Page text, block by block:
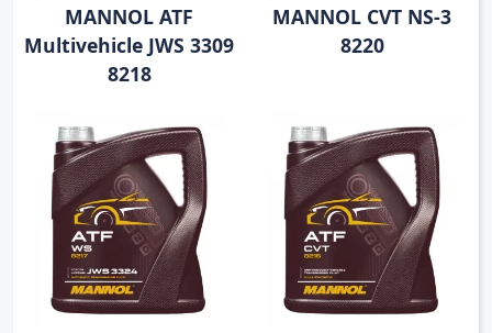
MANNOL ATF
Multivehicle JWS 3309
8218
MANNOL CVT NS-3
8220